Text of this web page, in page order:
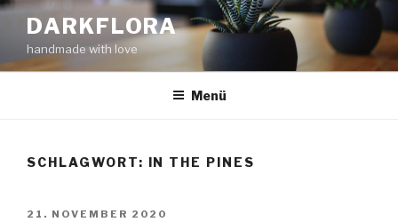
Zum
Inhalt
springen
DARKFLORA
handmade with love
Menü
SCHLAGWORT: IN THE PINES
VERÖFFENTLICHT
21. NOVEMBER 2020